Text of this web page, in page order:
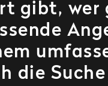
gibt, wer
die